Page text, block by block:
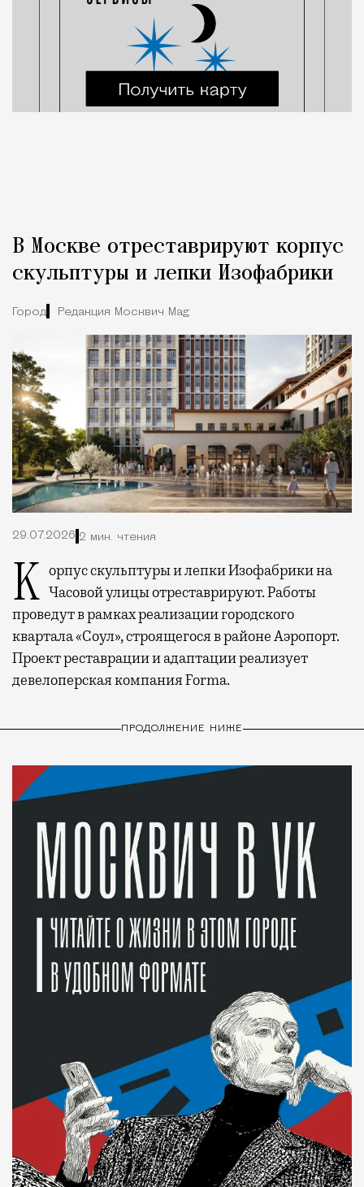
В Москве отреставрируют корпус
скульптуры и лепки Изофабрики
Город Редакция Москвич Mag
29.07.2026 2 мин. чтения
Корпус скульптуры и лепки Изофабрики на Часовой улицы отреставрируют. Работы
проведут в рамках реализации городского
квартала «Соул», строящегося в районе Аэропорт.
Проект реставрации и адаптации реализует
девелоперская компания Forma.
ПРОДОЛЖЕНИЕ НИЖЕ